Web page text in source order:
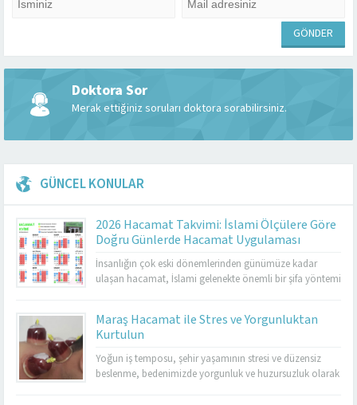
Doktora Sor
Merak ettiğiniz soruları doktora sorabilirsiniz.
GÜNCEL KONULAR
2026 Hacamat Takvimi: İslami Ölçülere Göre
Doğru Günlerde Hacamat Uygulaması
İnsanlığın çok eski dönemlerinden günümüze kadar
ulaşan hacamat, İslami gelenekte önemli bir şifa yöntemi
tıp hem de İslami uygulamalar açısından ayrı bir değer
taşır. 2026 hacamat takvimi, sünnet günlerini, altın
hacamat günlerini, genel uygulanabilir günleri ve
yasaklı...
Maraş Hacamat ile Stres ve Yorgunluktan
Kurtulun
Yoğun iş temposu, şehir yaşamının stresi ve düzensiz
beslenme, bedenimizde yorgunluk ve huzursuzluk olarak